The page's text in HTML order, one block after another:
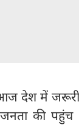
देश में जरूरी
की पहुंच